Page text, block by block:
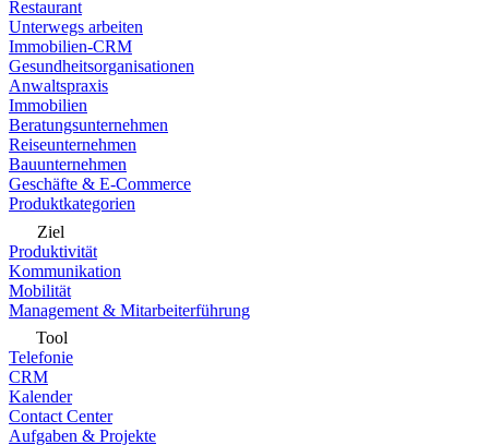
Restaurant
Unterwegs arbeiten
Immobilien-CRM
Gesundheitsorganisationen
Anwaltspraxis
Immobilien
Beratungsunternehmen
Reiseunternehmen
Bauunternehmen
Geschäfte & E-Commerce
Produktkategorien
Ziel
Produktivität
Kommunikation
Mobilität
Management & Mitarbeiterführung
Tool
Telefonie
CRM
Kalender
Contact Center
Aufgaben & Projekte